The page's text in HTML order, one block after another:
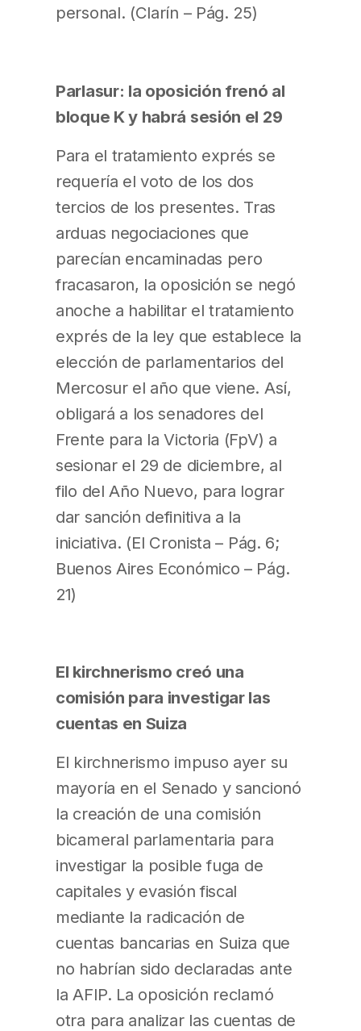
personal. (Clarín – Pág. 25)
Parlasur: la oposición frenó al
bloque K y habrá sesión el 29
Para el tratamiento exprés se
requería el voto de los dos
tercios de los presentes. Tras
arduas negociaciones que
parecían encaminadas pero
fracasaron, la oposición se negó
anoche a habilitar el tratamiento
exprés de la ley que establece la
elección de parlamentarios del
Mercosur el año que viene. Así,
obligará a los senadores del
Frente para la Victoria (FpV) a
sesionar el 29 de diciembre, al
filo del Año Nuevo, para lograr
dar sanción definitiva a la
iniciativa. (El Cronista – Pág. 6;
Buenos Aires Económico – Pág.
21)
El kirchnerismo creó una
comisión para investigar las
cuentas en Suiza
El kirchnerismo impuso ayer su
mayoría en el Senado y sancionó
la creación de una comisión
bicameral parlamentaria para
investigar la posible fuga de
capitales y evasión fiscal
mediante la radicación de
cuentas bancarias en Suiza que
no habrían sido declaradas ante
la AFIP. La oposición reclamó
otra para analizar las cuentas de